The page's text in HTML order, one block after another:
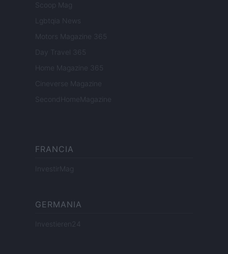
Scoop Mag
Lgbtqia News
Motors Magazine 365
Day Travel 365
Home Magazine 365
Cineverse Magazine
SecondHomeMagazine
FRANCIA
InvestirMag
GERMANIA
Investieren24